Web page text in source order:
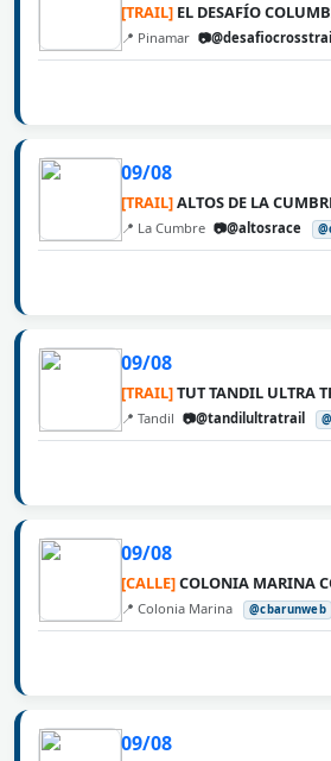
[TRAIL] EL DESAFÍO
📍 Pinamar 📷@desafiocrosstrail
09/08
[TRAIL]ALTOS DE LA
📍 La Cumbre 📷@altosrace
09/08
[TRAIL]TUT TANDIL ULTRA
📍 Tandil 📷@tandilultratrail
09/08
[CALLE]COLONIA MARINA
📍 Colonia Marina @cbarunweb
09/08